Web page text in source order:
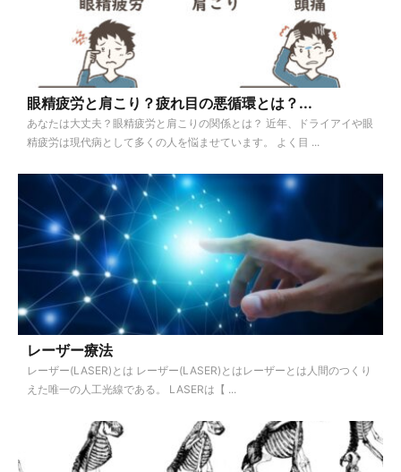
眼精疲労と肩こり？疲れ目の悪循環とは？...
あなたは大丈夫？眼精疲労と肩こりの関係とは？ 近年、ドライアイや眼
精疲労は現代病として多くの人を悩ませています。 よく目 ...
レーザー療法
レーザー(LASER)とは レーザー(LASER)とはレーザーとは人間のつくり
えた唯一の人工光線である。 LASERは【 ...